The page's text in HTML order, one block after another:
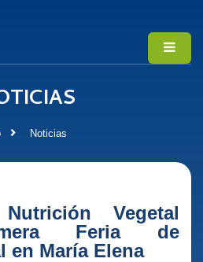
Noticias
Vegetal
Feria de
en María Elena